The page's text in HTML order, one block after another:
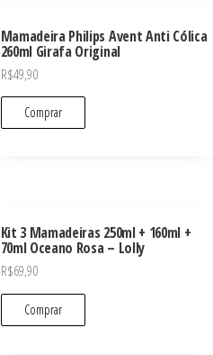
Mamadeira Philips Avent Anti Cólica
260ml Girafa Original
R$49,90
Comprar
Kit 3 Mamadeiras 250ml + 160ml +
70ml Oceano Rosa – Lolly
R$69,90
Comprar